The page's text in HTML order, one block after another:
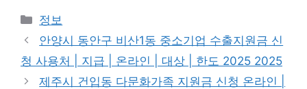
카
테
리
정보
안양시 동안구 비산1동 중소기업 수출지원금 신
청 사용처 | 지급 | 온라인 | 대상 | 한도 2025 2025
제주시 건입동 다문화가족 지원금 신청 온라인 |